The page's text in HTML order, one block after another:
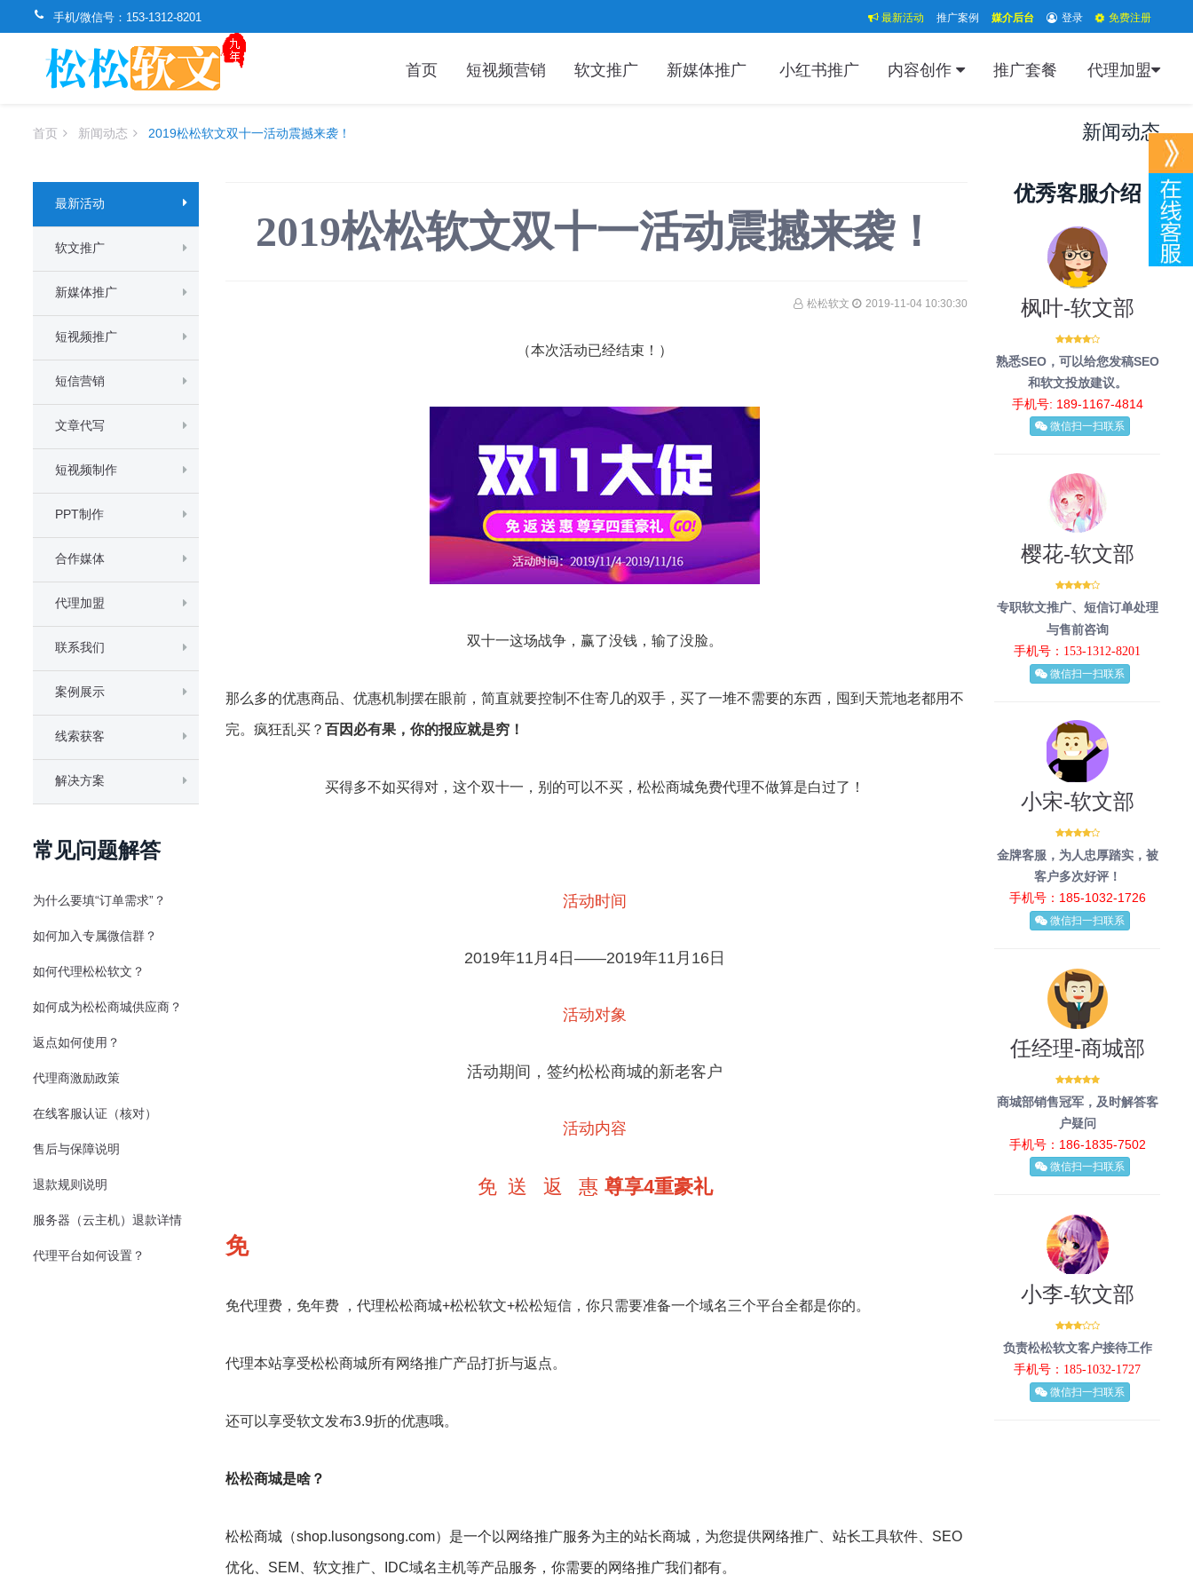
手机/微信号： 153-1312-8201 最新活动 推广案例 媒介后台 登录 免费注册
首页 短视频营销 软文推广 新媒体推广 小红书推广 内容创作 推广套餐 代理加盟
首页 新闻动态 2019松松软文双十一活动震撼来袭！ 新闻动态
最新活动
软文推广
新媒体推广
短视频推广
短信营销
文章代写
短视频制作
PPT制作
合作媒体
代理加盟
联系我们
案例展示
线索获客
解决方案
常见问题解答
为什么要填“订单需求”？
如何加入专属微信群？
如何代理松松软文？
如何成为松松商城供应商？
返点如何使用？
代理商激励政策
在线客服认证（核对）
售后与保障说明
退款规则说明
服务器（云主机）退款详情
代理平台如何设置？
2019松松软文双十一活动震撼来袭！
松松软文 2019-11-04 10:30:30
（本次活动已经结束！）
双十一这场战争，赢了没钱，输了没脸。
那么多的优惠商品、优惠机制摆在眼前，简直就要控制不住寄几的双手，买了一堆不需要的东西，囤到天荒地老都用不
完。疯狂乱买？ 百因必有果，你的报应就是穷！
买得多不如买得对，这个双十一，别的可以不买，松松商城免费代理不做算是白过了！
活动时间
2019年11月4日——2019年11月16日
活动对象
活动期间，签约松松商城的新老客户
活动内容
免 送 返 惠 尊享4重豪礼
免
免代理费，免年费 ，代理松松商城+松松软文+松松短信，你只需要准备一个域名三个平台全都是你的。
代理本站享受松松商城所有网络推广产品打折与返点。
还可以享受软文发布3.9折的优惠哦。
松松商城是啥？
松松商城（shop.lusongsong.com）是一个以网络推广服务为主的站长商城，为您提供网络推广、站长工具软件、SEO
优化、SEM、软文推广、IDC域名主机等产品服务，你需要的网络推广我们都有。
优秀客服介绍
枫叶-软文部
熟悉SEO，可以给您发稿SEO
和软文投放建议。
手机号: 189-1167-4814
微信扫一扫联系
樱花-软文部
专职软文推广、短信订单处理
与售前咨询
手机号：153-1312-8201
微信扫一扫联系
小宋-软文部
金牌客服，为人忠厚踏实，被
客户多次好评！
手机号：185-1032-1726
微信扫一扫联系
任经理-商城部
商城部销售冠军，及时解答客
户疑问
手机号：186-1835-7502
微信扫一扫联系
小李-软文部
负责松松软文客户接待工作
手机号：185-1032-1727
微信扫一扫联系